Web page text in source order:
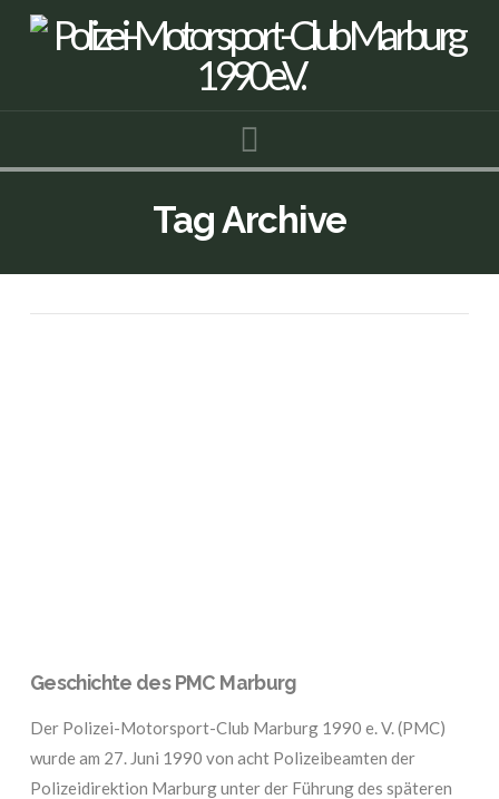
Tag Archive
Geschichte des PMC Marburg
Der Polizei-Motorsport-Club Marburg 1990 e. V. (PMC)
wurde am 27. Juni 1990 von acht Polizeibeamten der
Polizeidirektion Marburg unter der Führung des späteren